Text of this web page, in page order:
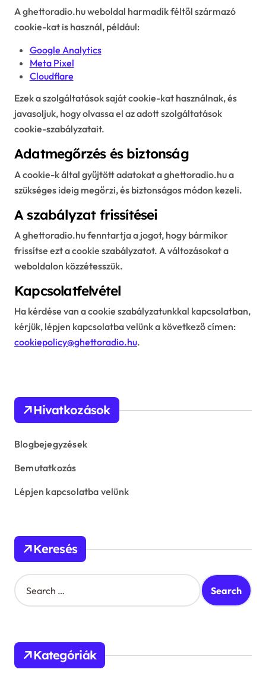
A ghettoradio.hu weboldal harmadik féltől származó
cookie-kat is használ, például:
Google Analytics
Meta Pixel
Cloudflare
Ezek a szolgáltatások saját cookie-kat használnak, és
javasoljuk, hogy olvassa el az adott szolgáltatások
cookie-szabályzatait.
Adatmegőrzés és biztonság
A cookie-k által gyűjtött adatokat a ghettoradio.hu a
szükséges ideig megőrzi, és biztonságos módon kezeli.
A szabályzat frissítései
A ghettoradio.hu fenntartja a jogot, hogy bármikor
frissítse ezt a cookie szabályzatot. A változásokat a
weboldalon közzétesszük.
Kapcsolatfelvétel
Ha kérdése van a cookie szabályzatunkkal kapcsolatban,
kérjük, lépjen kapcsolatba velünk a következő címen:
cookiepolicy@ghettoradio.hu.
Hivatkozások
Blogbejegyzések
Bemutatkozás
Lépjen kapcsolatba velünk
Keresés
S
e
h
o
Kategóriák